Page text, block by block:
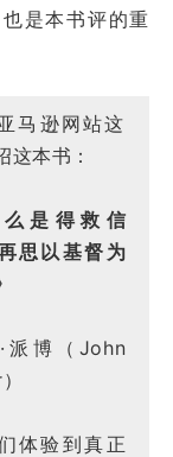
是本书评的重
马逊网站这
这本书：
么是得救信
思以基督为
派博（John
体验到真正